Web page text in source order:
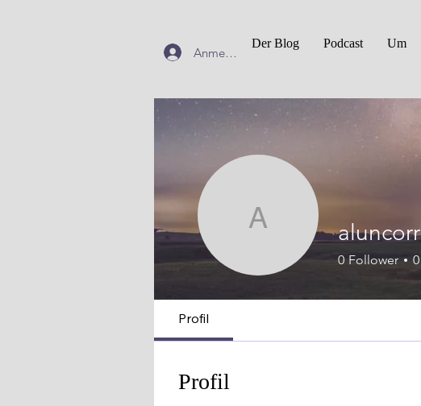
Der Blog Podcast Um
Anmelden
aluncorraluncorr
0 Follower 0
Profil
Profil